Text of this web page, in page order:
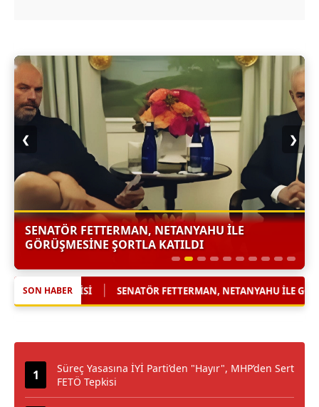
SENATÖR FETTERMAN, NETANYAHU ILE
GÖRÜŞMESINE ŞORTLA KATILDI
❮ ❯
SON HABER
FETTERMAN, NETANYAHU ILE GÖRÜŞMESINE ŞORTLA KATILDI
Süreç Yasasına İYİ Parti’den "Hayır", MHP’den Sert
FETÖ Tepkisi